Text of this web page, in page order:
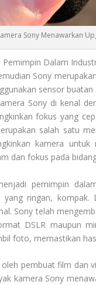
Sony Menawarkan
Dalam
Sony
sensor
Sony di kenal
fokus yang
salah satu
kamera
dan fokus pada
pemimpin
yang ringan,
Sony telah
DSLR maupun
foto, memastikan
pembuat film
kamera Sony